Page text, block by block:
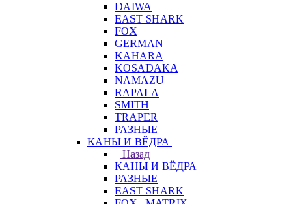
DAIWA
EAST SHARK
FOX
GERMAN
KAHARA
KOSADAKA
NAMAZU
RAPALA
SMITH
TRAPER
РАЗНЫЕ
КАНЫ И ВЁДРА
Назад
КАНЫ И ВЁДРА
РАЗНЫЕ
EAST SHARK